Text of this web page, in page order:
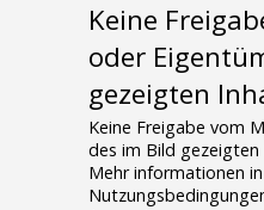
Keine
oder
gezeigten
Keine Freigabe vom
des im Bild gezeigten
Mehr informationen